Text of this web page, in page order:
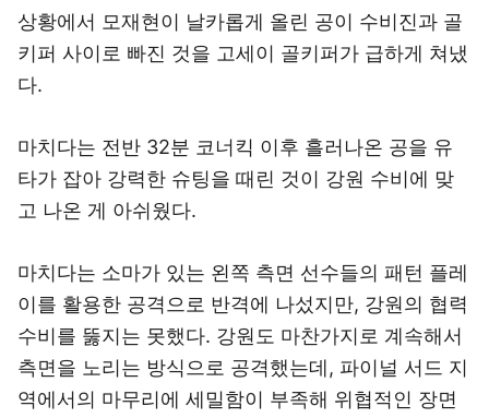
상황에서 모재현이 날카롭게 올린 공이 수비진과 골
키퍼 사이로 빠진 것을 고세이 골키퍼가 급하게 쳐냈
다.
마치다는 전반 32분 코너킥 이후 흘러나온 공을 유
타가 잡아 강력한 슈팅을 때린 것이 강원 수비에 맞
고 나온 게 아쉬웠다.
마치다는 소마가 있는 왼쪽 측면 선수들의 패턴 플레
이를 활용한 공격으로 반격에 나섰지만, 강원의 협력
수비를 뚫지는 못했다. 강원도 마찬가지로 계속해서
측면을 노리는 방식으로 공격했는데, 파이널 서드 지
역에서의 마무리에 세밀함이 부족해 위협적인 장면